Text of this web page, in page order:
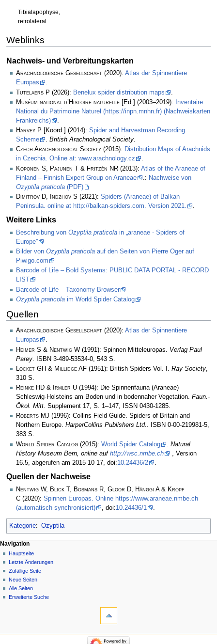
Tibialapophyse,
retrolateral
Weblinks
Nachweis- und Verbreitungskarten
Arachnologische Gesellschaft (2020): Atlas der Spinnentiere
Europas
.
Tutelaers P (2026): Benelux spider distribution maps
Muséum national d’Histoire naturelle [Ed.] (2003–2019):
Inventaire
National du Patrimoine Naturel (https://inpn.mnhn.fr) (Nachweiskarten
Frankreichs)
.
Harvey P [Koord.] (2014): Spider and Harvestman Recording
Scheme
. British Arachnological Society.
Czech Arachnological Society (2015): Distribution Maps of Arachnids
in Czechia. Online at: www.arachnology.cz
.
Koponen S, Pajunen T & Fritzén NR (2013): Atlas of the Araneae of
Finland – Finnish Expert Group on Araneae
.: Nachweise von
Ozyptila praticola (PDF)
Dimitrov D, Indzhov S (2021): Spiders (Araneae) of Balkan
Peninsula. online at http://balkan-spiders.com. Version 2021.
.
Weitere Links
Beschreibung von Ozyptila praticola in „araneae - Spiders of
Europe”
Bilder von Ozyptila praticola auf den Seiten von Pierre Oger auf
Piwigo.com
Barcode of Life – Bold Systems: PUBLIC DATA PORTAL - RECORD
LIST
Barcode of Life – Taxonomy Browser
Ozyptila praticola im World Spider Catalog
Quellen
Arachnologische Gesellschaft (2020): Atlas der Spinnentiere
Europas
.
Heimer S & Nentwig W (1991): Spinnen Mitteleuropas. Verlag Paul
Parey . ISBN 3-489-53534-0, 543 S.
Locket GH & Millidge AF (1951): British Spiders Vol. I. Ray Society,
310 S.
Reinke HD & Irmler U (1994): Die Spinnenfauna (Araneae)
Schleswig-Holsteins am Boden und in bodennaher Vegetation. Faun.-
Ökol. Mitt. Supplement 17, S. 1–147, ISSN 0430-1285.
Roberts MJ (1996): Collins Field Guide. Spiders of Britain and
Northern Europe. HarperCollins Publishers Ltd. . ISBN 0-00-219981-5,
383 S.
World Spider Catalog (2015): World Spider Catalog
Natural
History Museum Bern, online auf http://wsc.nmbe.ch
, Version
16.5, abgerufen am 2015-10-17, doi:10.24436/2
Quellen der Nachweise
Nentwig W, Blick T, Bosmans R, Gloor D, Hänggi A & Kropf
C (2020): Spinnen Europas. Online https://www.araneae.nmbe.ch
(automatisch synchronisiert)
, doi:10.24436/1
Kategorie: Ozyptila
Navigation
Hauptseite
Letzte Änderungen
Zufällige Seite
Neue Seiten
Alle Seiten
Erweiterte Suche